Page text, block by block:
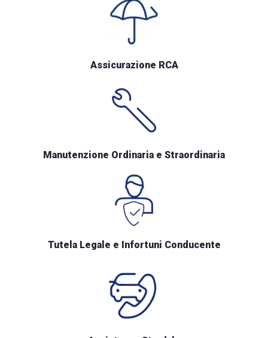
Assicurazione RCA
Manutenzione Ordinaria e Straordinaria
Tutela Legale e Infortuni Conducente